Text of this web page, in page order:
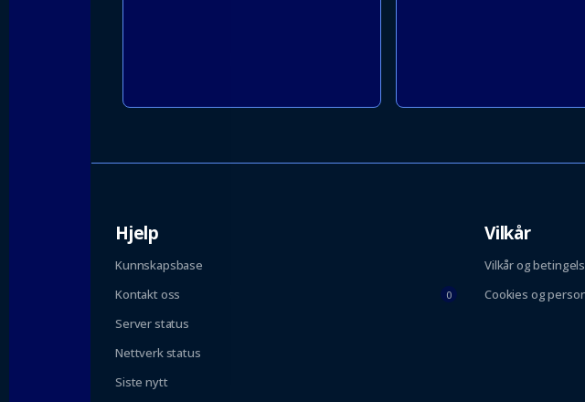
Hjelp
Kunnskapsbase
Kontakt oss
0
Server status
Nettverk status
Siste nytt
Vilkår
Vilkår og
Cookies og